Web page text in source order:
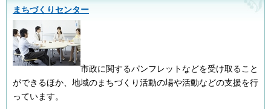
まちづくりセンター
市政に関するパンフレットなどを受け取ること
ができるほか、地域のまちづくり活動の場や活動などの支援を行
っています。